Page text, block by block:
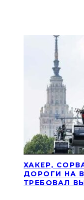
ХАКЕР,
ДОРОГИ НА
ТРЕБОВАЛ